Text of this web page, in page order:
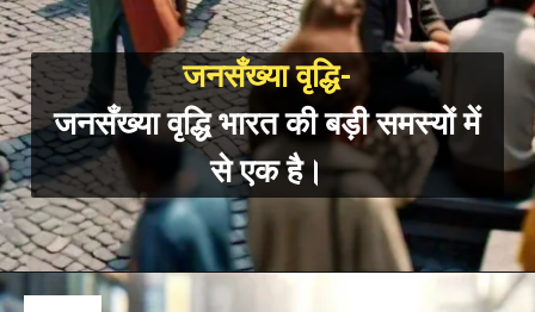
जनसँख्या वृद्धि-
जनसँख्या वृद्धि भारत की बड़ी समस्यों में
से एक है।